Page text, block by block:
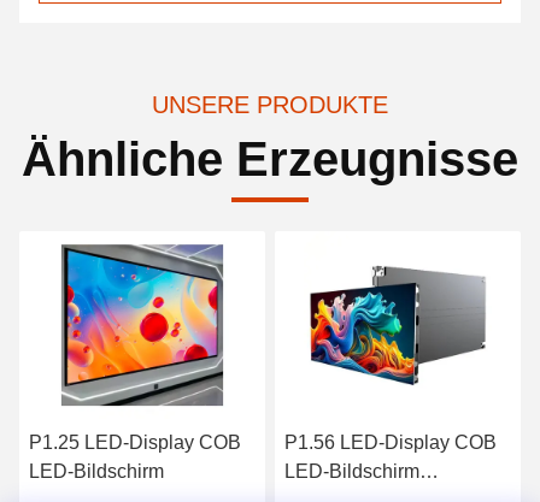
UNSERE PRODUKTE
Ähnliche Erzeugnisse
P1.56 LED-Display COB
LED-Bildschirm
Heimkino Fine Pitch Cob
P0.9 Indoor-LED-